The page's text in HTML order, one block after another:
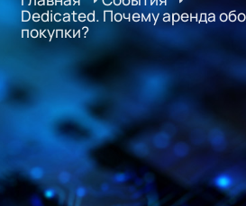
Dedicated. Почему аренда
покупки?